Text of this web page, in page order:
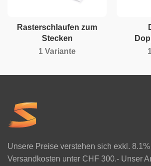
Rasterschlaufen zum
Stecken
1 Variante
Unsere Preise verstehen sich exkl.
Versandkosten unter CHF 300.- Unser